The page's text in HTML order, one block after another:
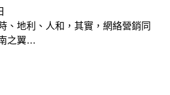
、地利、人和，其實，網絡營銷同
之翼…